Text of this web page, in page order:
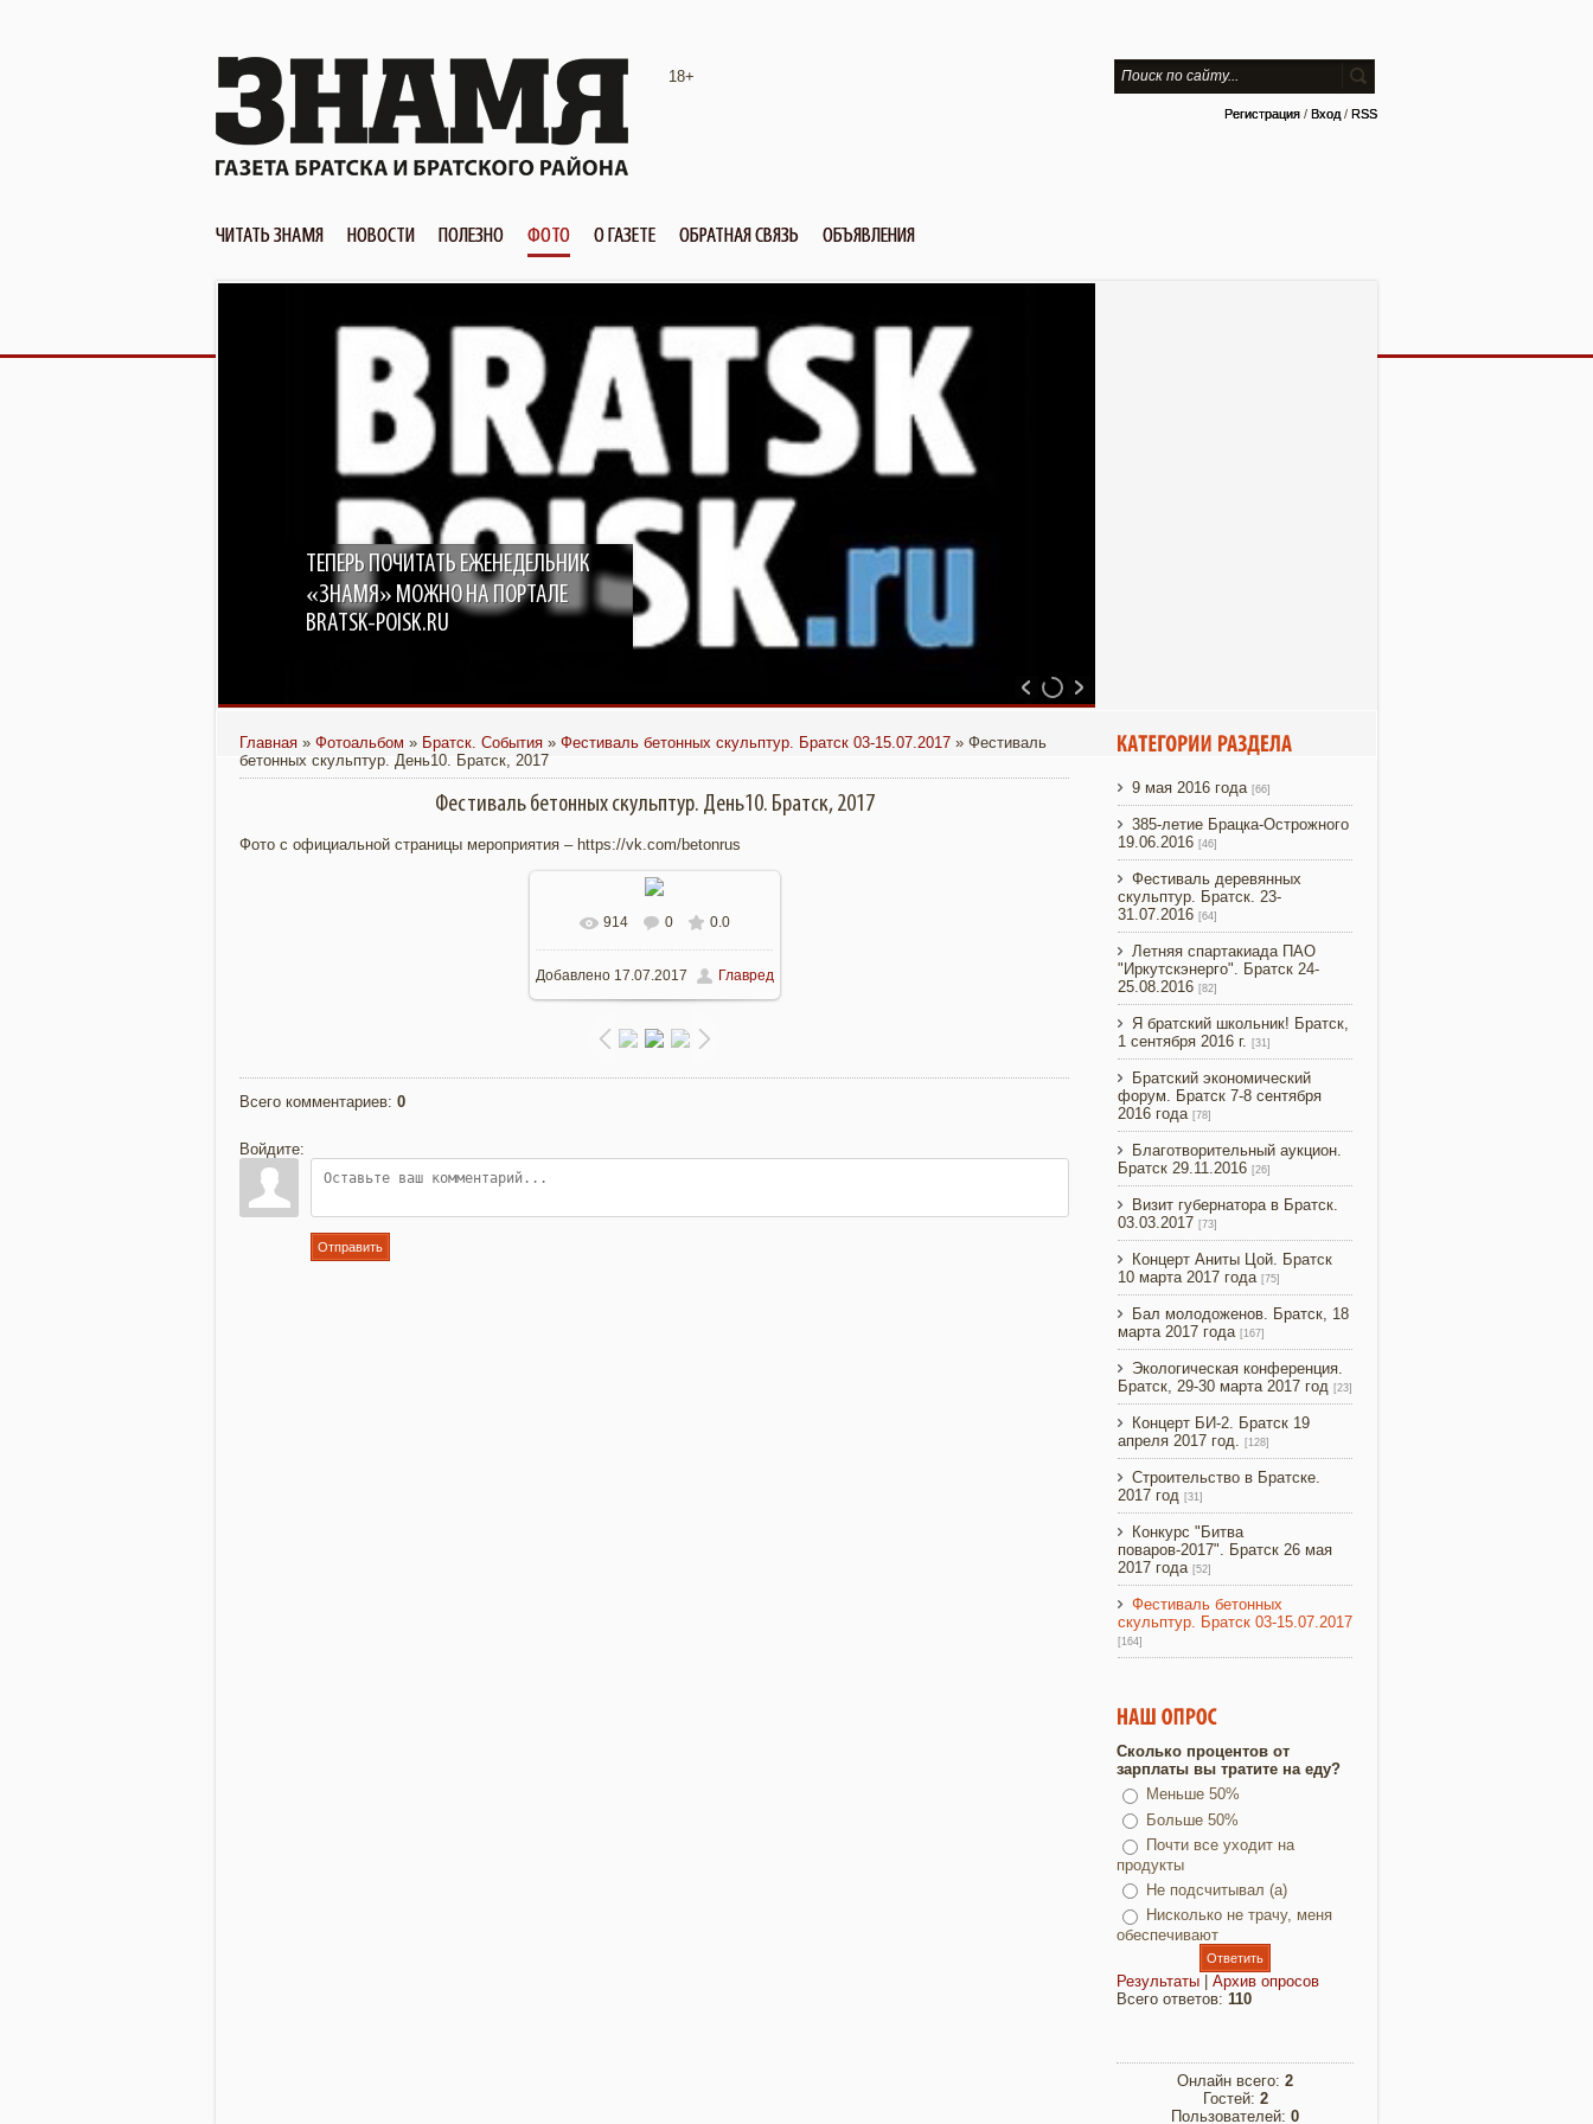
18+
Регистрация / Вход / RSS
ЧИТАТЬ ЗНАМЯ НОВОСТИ ПОЛЕЗНО ФОТО О ГАЗЕТЕ ОБРАТНАЯ СВЯЗЬ ОБЪЯВЛЕНИЯ
ТЕПЕРЬ ПОЧИТАТЬ ЕЖЕНЕДЕЛЬНИК
«ЗНАМЯ» МОЖНО НА ПОРТАЛЕ
BRATSK-POISK.RU
Главная » Фотоальбом » Братск. События » Фестиваль бетонных скульптур. Братск 03-15.07.2017 » Фестиваль
бетонных скульптур. День10. Братск, 2017
Фестиваль бетонных скульптур. День10. Братск, 2017
Фото с официальной страницы мероприятия – https://vk.com/betonrus
В реальном размере
960x719 / 252.0Kb
914 0 0.0
Добавлено17.07.2017 Главред
Всего комментариев: 0
Войдите:
Отправить
9 мая 2016 года [66]
385-летие Брацка-Острожного
19.06.2016 [46]
Фестиваль деревянных
скульптур. Братск. 23-
31.07.2016 [64]
Летняя спартакиада ПАО
"Иркутскэнерго". Братск 24-
25.08.2016 [82]
Я братский школьник! Братск,
1 сентября 2016 г. [31]
Братский экономический
форум. Братск 7-8 сентября
2016 года [78]
Благотворительный аукцион.
Братск 29.11.2016 [26]
Визит губернатора в Братск.
03.03.2017 [73]
Концерт Аниты Цой. Братск
10 марта 2017 года [75]
Бал молодоженов. Братск, 18
марта 2017 года [167]
Экологическая конференция.
Братск, 29-30 марта 2017 год [23]
Концерт БИ-2. Братск 19
апреля 2017 год. [128]
Строительство в Братске.
2017 год [31]
Конкурс "Битва
поваров-2017". Братск 26 мая
2017 года [52]
Фестиваль бетонных
скульптур. Братск 03-15.07.2017
[164]
Сколько процентов от
зарплаты вы тратите на еду?
Меньше 50%
Больше 50%
Почти все уходит на
продукты
Не подсчитывал (а)
Нисколько не трачу, меня
обеспечивают
Результаты
Архив опросов
Всего ответов: 110
Онлайн всего: 2
Гостей: 2
Пользователей: 0